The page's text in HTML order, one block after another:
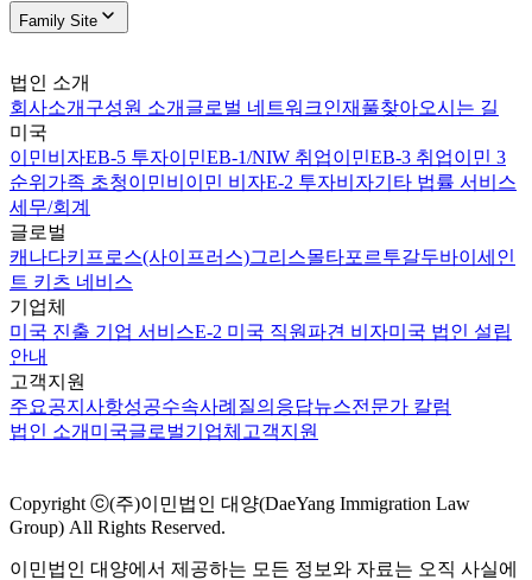
Family Site
법인 소개
회사소개 구성원 소개 글로벌 네트워크인재풀찾아오시는 길
미국
이민비자EB-5 투자이민EB-1/NIW 취업이민EB-3 취업이민 3
순위 가족 초청이민비이민 비자E-2 투자비자기타 법률 서비스
세무/회계
글로벌
캐나다키프로스(사이프러스)그리스몰타포르투갈두바이 세인
트 키츠 네비스
기업체
미국 진출 기업 서비스E-2 미국 직원파견 비자미국 법인 설립
안내
고객지원
주요공지사항성공수속사례 질의응답뉴스전문가 칼럼
법인 소개 미국글로벌기업체 고객지원
Copyright ⓒ(주)이민법인 대양(DaeYang Immigration Law
Group) All Rights Reserved.
이민법인 대양에서 제공하는 모든 정보와 자료는 오직 사실에